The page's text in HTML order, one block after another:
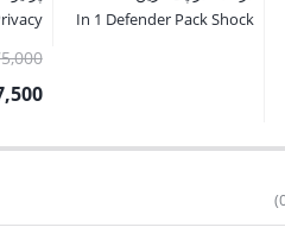
In 1 Defender Pack Shock